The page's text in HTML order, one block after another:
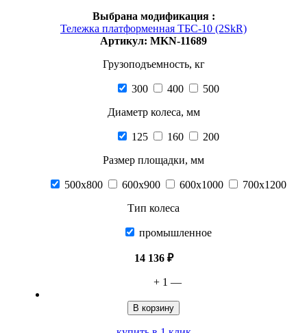
Выбрана модификация :
Тележка платформенная ТБС-10 (2SkR)
Артикул: MKN-11689
Грузоподъемность, кг
300 400
500
Диаметр колеса, мм
125 160
200
Размер площадки, мм
500х800 600х900 600х1000
700х1200
Тип колеса
промышленное
14 136 ₽
+ 1 —
В корзину